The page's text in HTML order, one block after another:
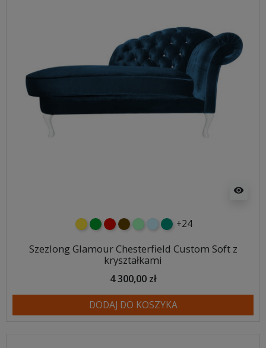
visibility
żółtyzielonyczerwony
czekoladowy
miętowybłękitny
turkusowy
+24
Szezlong Glamour Chesterfield Custom Soft z
kryształkami
4 300,00 zł
DODAJ DO KOSZYKA